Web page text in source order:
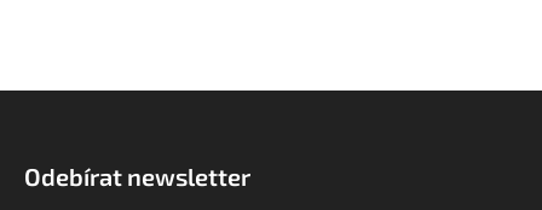
Odebírat newsletter